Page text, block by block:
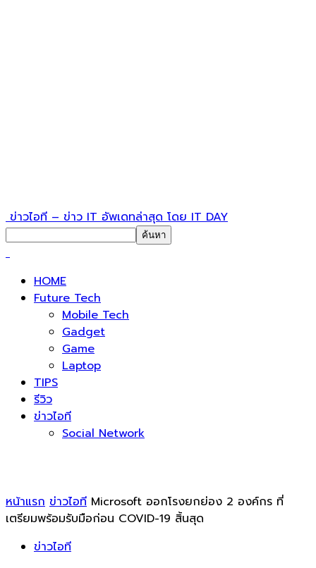
ข่าวไอที – ข่าว IT อัพเดทล่าสุด โดย IT DAY
HOME
Future Tech
Mobile Tech
Gadget
Game
Laptop
TIPS
รีวิว
ข่าวไอที
Social Network
หน้าแรก ข่าวไอที Microsoft ออกโรงยกย่อง 2 องค์กร ที่
เตรียมพร้อมรับมือก่อน COVID-19 สิ้นสุด
ข่าวไอที